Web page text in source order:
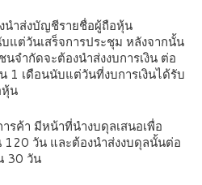
นำส่งบัญชีรายชื่อผู้ถือหุ้น
แต่วันเสร็จการประชุม หลังจากนั้น
จำกัดจะต้องนำส่งงบการเงิน ต่อ
1 เดือนนับแต่วันที่งบการเงินได้รับ
น
รค้า มีหน้าที่นำงบดุลเสนอเพื่อ
วัน และต้องนำส่งงบดุลนั้นต่อ
30 วัน